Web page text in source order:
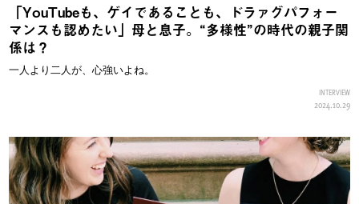
「YouTubeも、ゲイであることも、ドラァグパフォー
マンスも認めたい」母と息子。“多様性”の時代の親子関
係は？
一人より二人が、心強いよね。
INTERVIEW
2024.10.29